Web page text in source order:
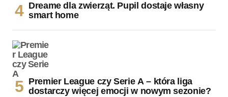
Dreame dla zwierząt. Pupil dostaje własny
smart home
Premier League czy Serie A – która liga
dostarczy więcej emocji w nowym sezonie?